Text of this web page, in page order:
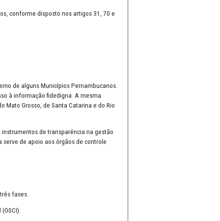
Pernambucanos, conforme disposto nos artigos 31, 70 e
do controle interno de alguns Municípios Pernambucanos.
e inviabiliza o acesso à informação fidedigna. A mesma
Ministério Público do Mato Grosso, de Santa Catarina e do Rio